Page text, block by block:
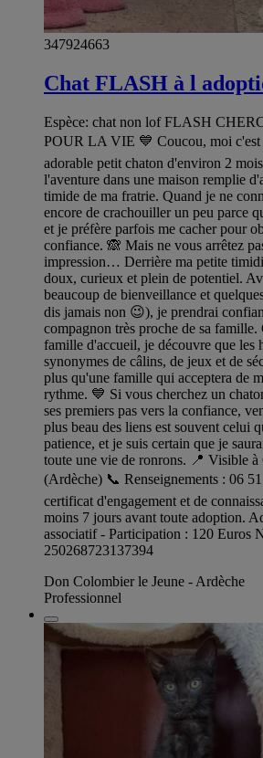
347924663
Chat FLASH à l
Espèce: chat non lof FLASH
POUR LA VIE 💙 Coucou, moi
adorable petit chaton d'environ 2
l'aventure dans une maison remplie
timide de ma fratrie. Quand je ne
encore de crachouiller un peu parce
et je préfère parfois me cacher pour
confiance. 🙈 Mais ne vous arrêtez
impression… Derrière ma petite
doux, curieux et plein de potentiel.
beaucoup de bienveillance et
dis jamais non 😉), je prendrai
compagnon très proche de sa famille.
famille d'accueil, je découvre que les
synonymes de câlins, de jeux et de
plus qu'une famille qui acceptera de
rythme. 💙 Si vous cherchez un
ses premiers pas vers la confiance,
plus beau des liens est souvent celui
patience, et je suis certain que je
toute une vie de ronrons. 📍 Visible à
(Ardèche) 📞 Renseignements : 06
certificat d'engagement et de
moins 7 jours avant toute adoption.
associatif - Participation : 120 Euros
250268723137394
Don Colombier le Jeune - Ardèche
Professionnel